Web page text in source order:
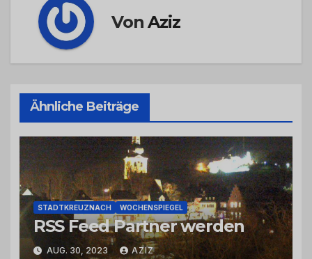
VonAziz
Ähnliche Beiträge
STADTKREUZNACH WOCHENSPIEGEL
RSS Feed Partner werden
AUG. 30, 2023 AZIZ